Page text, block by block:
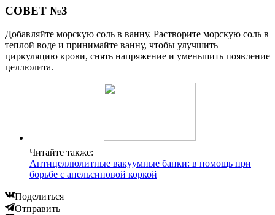
СОВЕТ №3
Добавляйте морскую соль в ванну. Растворите морскую соль в
теплой воде и принимайте ванну, чтобы улучшить
циркуляцию крови, снять напряжение и уменьшить появление
целлюлита.
Читайте также:
Антицеллюлитные вакуумные банки: в помощь при
борьбе с апельсиновой коркой
Поделиться
Отправить